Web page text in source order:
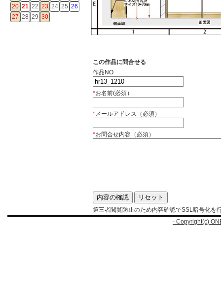
20 21 22 23 24 25 26
27 28 29 30
この作品に問合せる
作品NO
*お名前(必須）
*メールアドレス（必須）
*お問合せ内容（必須）
第三者閲覧防止のため内容確認でSSL暗号化を
- Copyright(c)